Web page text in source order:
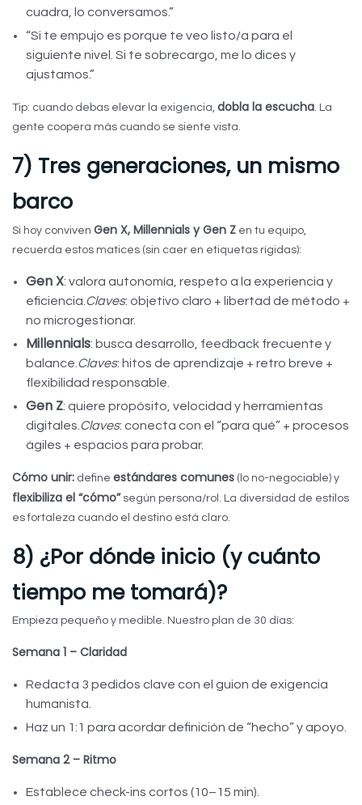
cuadra, lo conversamos.”
“Si te empujo es porque te veo listo/a para el
siguiente nivel. Si te sobrecargo, me lo dices y
ajustamos.”
Tip: cuando debas elevar la exigencia, dobla la escucha. La
gente coopera más cuando se siente vista.
7) Tres generaciones, un mismo
barco
Si hoy conviven Gen X, Millennials y Gen Z en tu equipo,
recuerda estos matices (sin caer en etiquetas rígidas):
Gen X: valora autonomía, respeto a la experiencia y
eficiencia. Claves: objetivo claro + libertad de método +
no microgestionar.
Millennials: busca desarrollo, feedback frecuente y
balance. Claves: hitos de aprendizaje + retro breve +
flexibilidad responsable.
Gen Z: quiere propósito, velocidad y herramientas
digitales. Claves: conecta con el “para qué” + procesos
ágiles + espacios para probar.
Cómo unir: define estándares comunes (lo no-negociable) y
flexibiliza el “cómo” según persona/rol. La diversidad de estilos
es fortaleza cuando el destino está claro.
8) ¿Por dónde inicio (y cuánto
tiempo me tomará)?
Empieza pequeño y medible. Nuestro plan de 30 días:
Semana 1 – Claridad
Redacta 3 pedidos clave con el guion de exigencia
humanista.
Haz un 1:1 para acordar definición de “hecho” y apoyo.
Semana 2 – Ritmo
Establece check-ins cortos (10–15 min).